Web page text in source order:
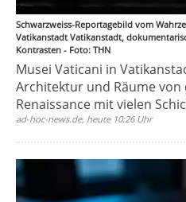
Schwarzweiss-Reportagebild vom
Vatikanstadt Vatikanstadt,
Kontrasten - Foto: THN
Musei Vaticani in
Architektur und Räume von
Renaissance mit vielen
ad-hoc-news.de, heute 10:26 Uhr